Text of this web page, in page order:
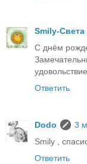
Smily-Света
С днём
Ответить
Dodo
3
Smily ,
Ответить